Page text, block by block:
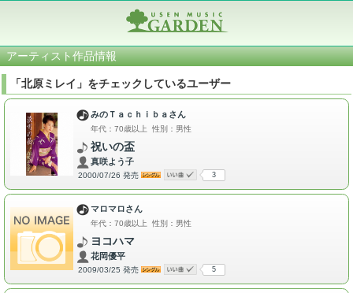
アーティスト作品情報
「北原ミレイ」をチェックしているユーザー
みのＴａｃｈｉｂａさん
年代：70歳以上 性別：男性
祝いの盃
真咲よう子
2000/07/26 発売 3
マロマロさん
年代：70歳以上 性別：男性
ヨコハマ
花岡優平
2009/03/25 発売 5